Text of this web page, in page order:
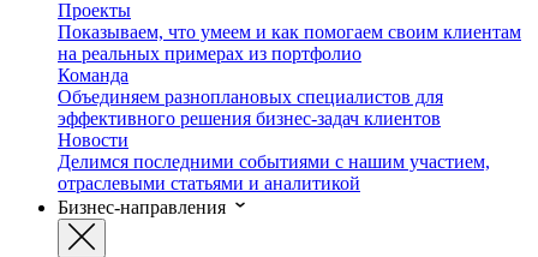
Проекты
Показываем, что умеем и как помогаем своим клиентам
на реальных примерах из портфолио
Команда
Объединяем разноплановых специалистов для
эффективного решения бизнес-задач клиентов
Новости
Делимся последними событиями с нашим участием,
отраслевыми статьями и аналитикой
Бизнес-направления